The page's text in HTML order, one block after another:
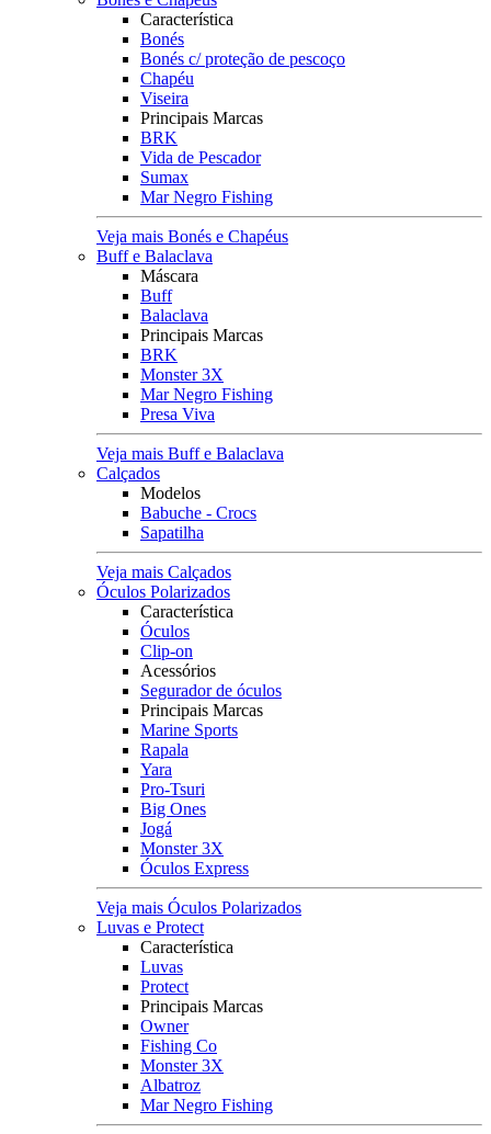
Característica
Bonés
Bonés c/ proteção de pescoço
Chapéu
Viseira
Principais Marcas
BRK
Vida de Pescador
Sumax
Mar Negro Fishing
Veja mais Bonés e Chapéus
Buff e Balaclava
Máscara
Buff
Balaclava
Principais Marcas
BRK
Monster 3X
Mar Negro Fishing
Presa Viva
Veja mais Buff e Balaclava
Calçados
Modelos
Babuche - Crocs
Sapatilha
Veja mais Calçados
Óculos Polarizados
Característica
Óculos
Clip-on
Acessórios
Segurador de óculos
Principais Marcas
Marine Sports
Rapala
Yara
Pro-Tsuri
Big Ones
Jogá
Monster 3X
Óculos Express
Veja mais Óculos Polarizados
Luvas e Protect
Característica
Luvas
Protect
Principais Marcas
Owner
Fishing Co
Monster 3X
Albatroz
Mar Negro Fishing